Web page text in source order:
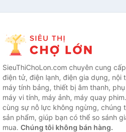
SieuThiChoLon.com chuyên cung
điện tử, điện lạnh, điện gia dụng, nội
máy tính bảng, thiết bị âm thanh,
máy vi tính, máy ảnh, máy quay
cùng sự nỗ lực không ngừng, chúng
sản phẩm, giúp bạn có thể so sánh
mua. Chúng tôi không bán hàng.